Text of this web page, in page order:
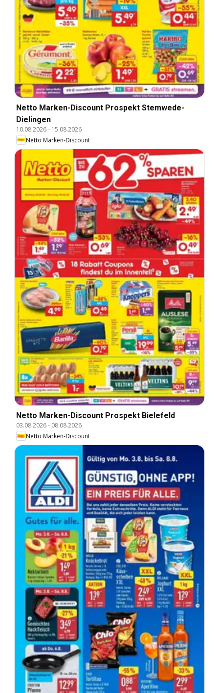
Netto Marken-Discount Prospekt Stemwede-
Dielingen
10.08.2026- 15.08.2026
Netto Marken-Discount
Netto Marken-Discount Prospekt Bielefeld
03.08.2026- 08.08.2026
Netto Marken-Discount